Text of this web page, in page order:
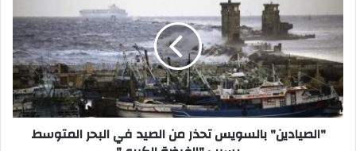
تحذر
من
الصيد
في
البحر
المتوسط
بسبب
"الفيضة
"الصيادين" بالسويس تحذر من الصيد في البحر المتوسط